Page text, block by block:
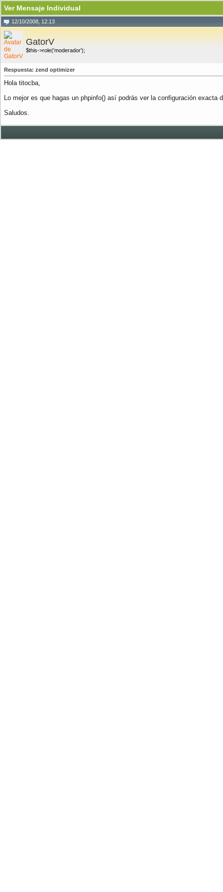
Ver Mensaje Individual
12/10/2008, 12:13
GatorV
$this->role('moderador');
Respuesta: zend optimizer
Hola titocba,
Lo mejor es que hagas un phpinfo() así podrás ver la configuración exacta
Saludos.